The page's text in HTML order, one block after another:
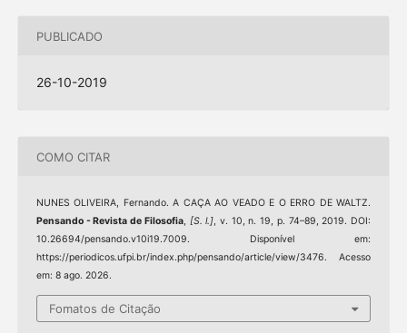
PUBLICADO
26-10-2019
COMO CITAR
NUNES OLIVEIRA, Fernando. A CAÇA AO VEADO E O ERRO DE WALTZ.
Pensando - Revista de Filosofia, [S. l.], v. 10, n. 19, p. 74–89, 2019. DOI:
10.26694/pensando.v10i19.7009. Disponível em:
https://periodicos.ufpi.br/index.php/pensando/article/view/3476. Acesso
em: 8 ago. 2026.
Fomatos de Citação